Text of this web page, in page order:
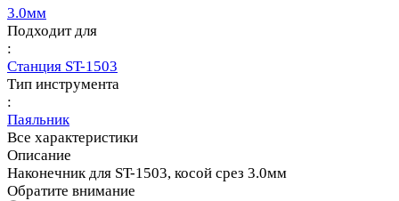
3.0мм
Подходит для
:
Станция ST-1503
Тип инструмента
:
Паяльник
Все характеристики
Описание
Наконечник для ST-1503, косой срез 3.0мм
Обратите внимание